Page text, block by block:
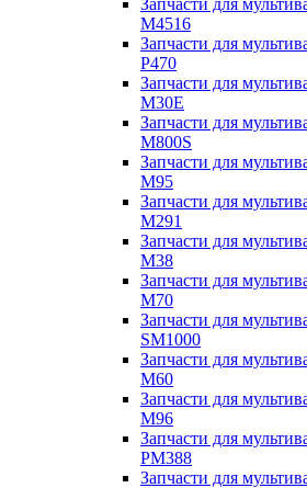
Запчасти для
M4516
Запчасти для
P470
Запчасти для
M30E
Запчасти для
M800S
Запчасти для
M95
Запчасти для
M291
Запчасти для
M38
Запчасти для
M70
Запчасти для
SM1000
Запчасти для
M60
Запчасти для
M96
Запчасти для
PM388
Запчасти для